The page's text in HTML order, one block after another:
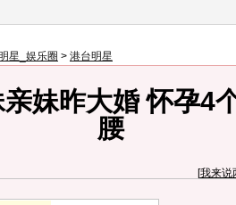
星_娱乐圈 > 港台明星
妹昨大婚 怀孕4
腰
[我来说